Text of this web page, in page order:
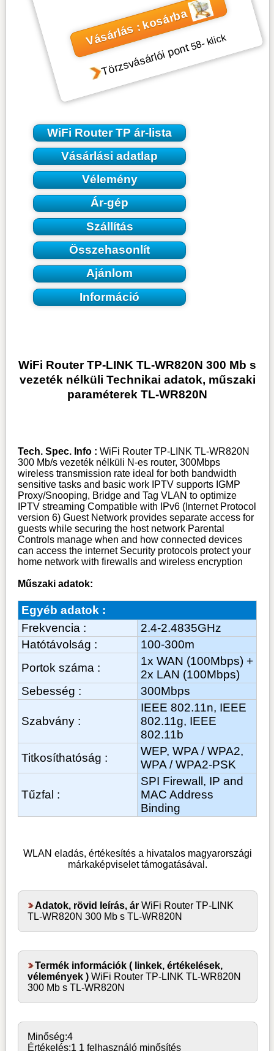
Vásárlás : kosárba
Törzsvásárlói pont58- klick
WiFi Router TP ár-lista
Vásárlási adatlap
Vélemény
Ár-gép
Szállítás
Összehasonlít
Ajánlom
Információ
WiFi Router TP-LINK TL-WR820N 300 Mb s
vezeték nélküli Technikai adatok, műszaki
paraméterek TL-WR820N
Tech. Spec. Info :WiFi Router TP-LINK TL-WR820N
300 Mb/s vezeték nélküli N-es router, 300Mbps
wireless transmission rate ideal for both bandwidth
sensitive tasks and basic work IPTV supports IGMP
Proxy/Snooping, Bridge and Tag VLAN to optimize
IPTV streaming Compatible with IPv6 (Internet Protocol
version 6) Guest Network provides separate access for
guests while securing the host network Parental
Controls manage when and how connected devices
can access the internet Security protocols protect your
home network with firewalls and wireless encryption
Műszaki adatok:
Egyéb adatok :
Frekvencia :
2.4-2.4835GHz
Hatótávolság :
100-300m
Portok száma :
1x WAN (100Mbps) +
2x LAN (100Mbps)
Sebesség :
300Mbps
Szabvány :
IEEE 802.11n, IEEE
802.11g, IEEE
802.11b
Titkosíthatóság :
WEP, WPA / WPA2,
WPA / WPA2-PSK
Tűzfal :
SPI Firewall, IP and
MAC Address
Binding
WLAN eladás, értékesítés a hivatalos magyarországi
márkaképviselet támogatásával.
Adatok, rövid leírás, ár WiFi Router TP-LINK
TL-WR820N 300 Mb s TL-WR820N
Termék információk ( linkek, értékelések,
vélemények ) WiFi Router TP-LINK TL-WR820N
300 Mb s TL-WR820N
Minőség:4
Értékelés:1 1 felhasználó minősítés